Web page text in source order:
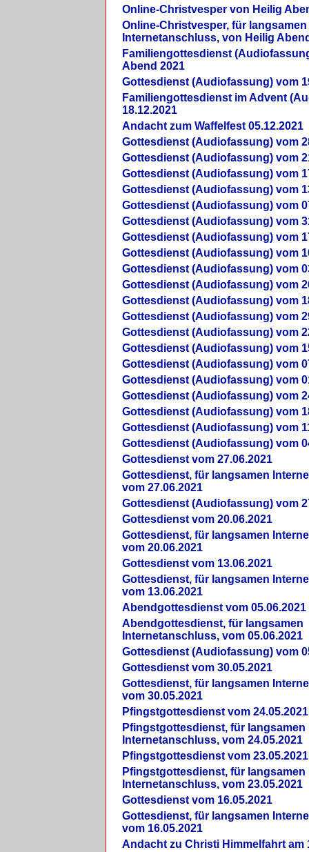
Online-Christvesper von Heilig
Online-Christvesper, für langsamen
Internetanschluss, von Heilig
Familiengottesdienst
Abend 2021
Gottesdienst (Audiofassung) vom
Familiengottesdienst im Advent
18.12.2021
Andacht zum Waffelfest 05.12.2021
Gottesdienst (Audiofassung) vom
Gottesdienst (Audiofassung) vom
Gottesdienst (Audiofassung) vom
Gottesdienst (Audiofassung) vom
Gottesdienst (Audiofassung) vom
Gottesdienst (Audiofassung) vom
Gottesdienst (Audiofassung) vom
Gottesdienst (Audiofassung) vom
Gottesdienst (Audiofassung) vom
Gottesdienst (Audiofassung) vom
Gottesdienst (Audiofassung) vom
Gottesdienst (Audiofassung) vom
Gottesdienst (Audiofassung) vom
Gottesdienst (Audiofassung) vom
Gottesdienst (Audiofassung) vom
Gottesdienst (Audiofassung) vom
Gottesdienst (Audiofassung) vom
Gottesdienst (Audiofassung) vom
Gottesdienst (Audiofassung) vom
Gottesdienst (Audiofassung) vom
Gottesdienst vom 27.06.2021
Gottesdienst, für langsamen
vom 27.06.2021
Gottesdienst (Audiofassung) vom
Gottesdienst vom 20.06.2021
Gottesdienst, für langsamen
vom 20.06.2021
Gottesdienst vom 13.06.2021
Gottesdienst, für langsamen
vom 13.06.2021
Abendgottesdienst vom 05.06.2021
Abendgottesdienst, für langsamen
Internetanschluss, vom 05.06.2021
Gottesdienst (Audiofassung) vom
Gottesdienst vom 30.05.2021
Gottesdienst, für langsamen
vom 30.05.2021
Pfingstgottesdienst vom 24.05.2021
Pfingstgottesdienst, für langsamen
Internetanschluss, vom 24.05.2021
Pfingstgottesdienst vom 23.05.2021
Pfingstgottesdienst, für langsamen
Internetanschluss, vom 23.05.2021
Gottesdienst vom 16.05.2021
Gottesdienst, für langsamen
vom 16.05.2021
Andacht zu Christi Himmelfahrt am